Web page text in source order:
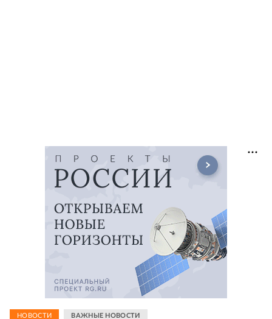
НОВОСТИ ВАЖНЫЕ НОВОСТИ